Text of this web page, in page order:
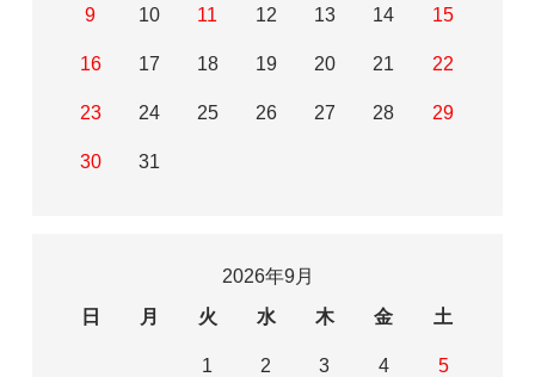
9 10 11 12 13 14 15
16 17 18 19 20 21 22
23 24 25 26 27 28 29
30 31
2026年9月
日
月 火 水 木 金 土
1 2 3 4 5